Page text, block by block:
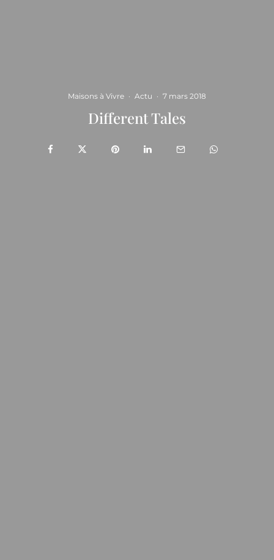
Maisons à Vivre · Actu · 7 mars 2018
Different Tales